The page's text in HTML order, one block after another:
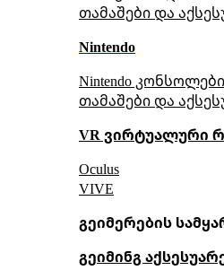
თამაშები და
Nintendo
Nintendo კონსოლები
თამაშები და
VR ვირტუალური
Oculus
VIVE
გეიმერების
გეიმინგ